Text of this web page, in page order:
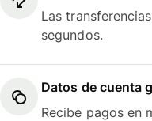
Las
segundos.
Datos de cuenta
Recibe pagos en